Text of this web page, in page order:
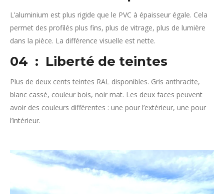
L’aluminium est plus rigide que le PVC à épaisseur égale. Cela
permet des profilés plus fins, plus de vitrage, plus de lumière
dans la pièce. La différence visuelle est nette.
04 : Liberté de teintes
Plus de deux cents teintes RAL disponibles. Gris anthracite,
blanc cassé, couleur bois, noir mat. Les deux faces peuvent
avoir des couleurs différentes : une pour l’extérieur, une pour
l’intérieur.